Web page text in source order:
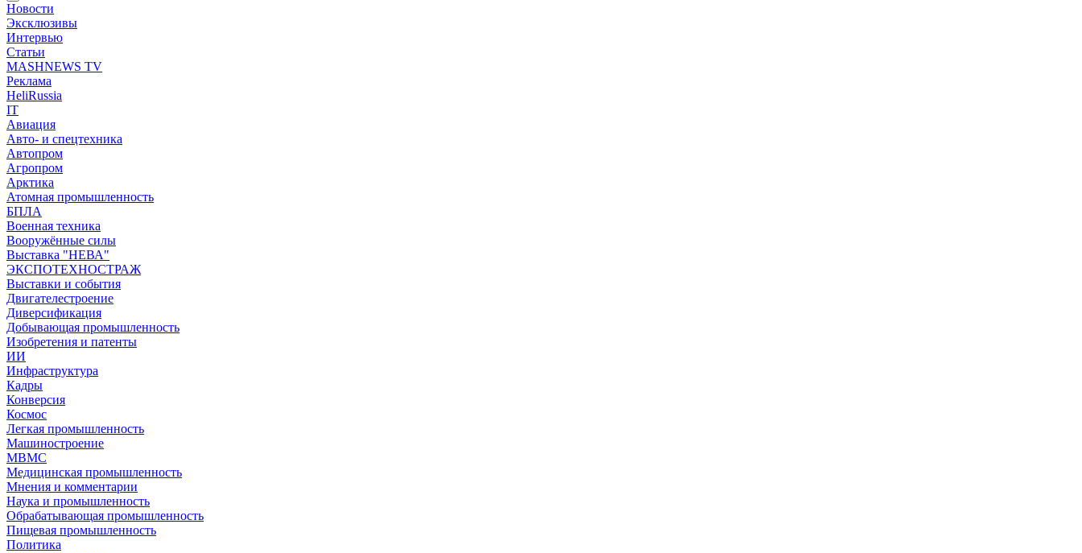
Новости
Эксклюзивы
Интервью
Статьи
MASHNEWS TV
Реклама
HeliRussia
IT
Авиация
Авто- и спецтехника
Автопром
Агропром
Арктика
Атомная промышленность
БПЛА
Военная техника
Вооружённые силы
Выставка "НЕВА"
ЭКСПОТЕХНОСТРАЖ
Выставки и события
Двигателестроение
Диверсификация
Добывающая промышленность
Изобретения и патенты
ИИ
Инфраструктура
Кадры
Конверсия
Космос
Легкая промышленность
Машиностроение
МВМС
Медицинская промышленность
Мнения и комментарии
Наука и промышленность
Обрабатывающая промышленность
Пищевая промышленность
Политика